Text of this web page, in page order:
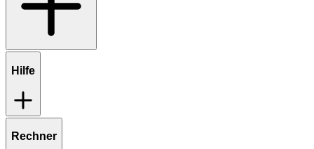
Hilfe
Rechner